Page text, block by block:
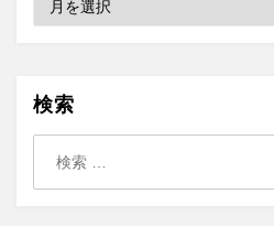
検索